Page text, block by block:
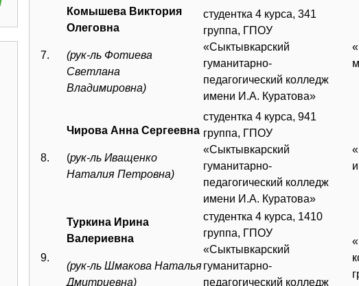
7.
Комышева Виктория
Олеговна
(рук-ль Фотиева
Светлана
Владимировна)
студентка 4 курса, 341
группа, ГПОУ
«Сыктывкарский
гуманитарно-
педагогический колледж
имени И.А. Куратова»
8.
Чирова Анна Сергеевна
(рук-ль Иващенко
Наталия Петровна)
студентка 4 курса, 941
группа, ГПОУ
«Сыктывкарский
гуманитарно-
педагогический колледж
имени И.А. Куратова»
9.
Туркина Ирина
Валериевна
(рук-ль Шмакова Наталья
Дмитриевна)
студентка 4 курса, 1410
группа, ГПОУ
«Сыктывкарский
гуманитарно-
педагогический колледж